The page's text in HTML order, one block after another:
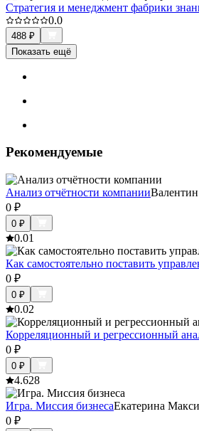
Стратегия и менеджмент фабрики
0.0
488 ₽
Показать ещё
Рекомендуемые
Анализ отчётности компании
0 ₽
0 ₽
0.01
Как самостоятельно поставить
0 ₽
0 ₽
0.02
Корреляционный и регрессионный
0 ₽
0 ₽
4.628
Игра. Миссия бизнесаЕкатерина
0 ₽